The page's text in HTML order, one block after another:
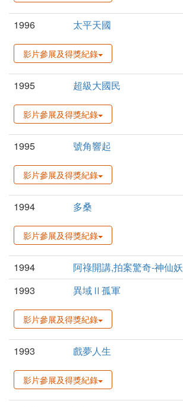
1996 太平天國
影片參展及得獎紀錄
1995 超級大國民
影片參展及得獎紀錄
1995 號角響起
影片參展及得獎紀錄
1994 多桑
影片參展及得獎紀錄
1994
阿祿開講,拍案驚奇-神仙妖
1993
異域Ⅱ孤軍
影片參展及得獎紀錄
1993 戲夢人生
影片參展及得獎紀錄